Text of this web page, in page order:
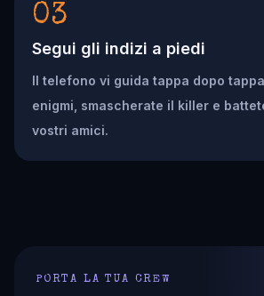
03
Segui gli indizi a piedi
Il telefono vi guida tappa dopo
enigmi, smascherate il killer e
vostri amici.
PORTA LA TUA CREW